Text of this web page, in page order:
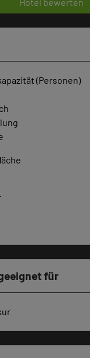
Hotel bewerten
(Personen)
für